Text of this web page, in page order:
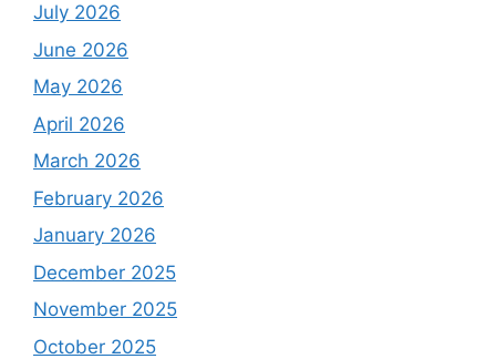
July 2026
June 2026
May 2026
April 2026
March 2026
February 2026
January 2026
December 2025
November 2025
October 2025